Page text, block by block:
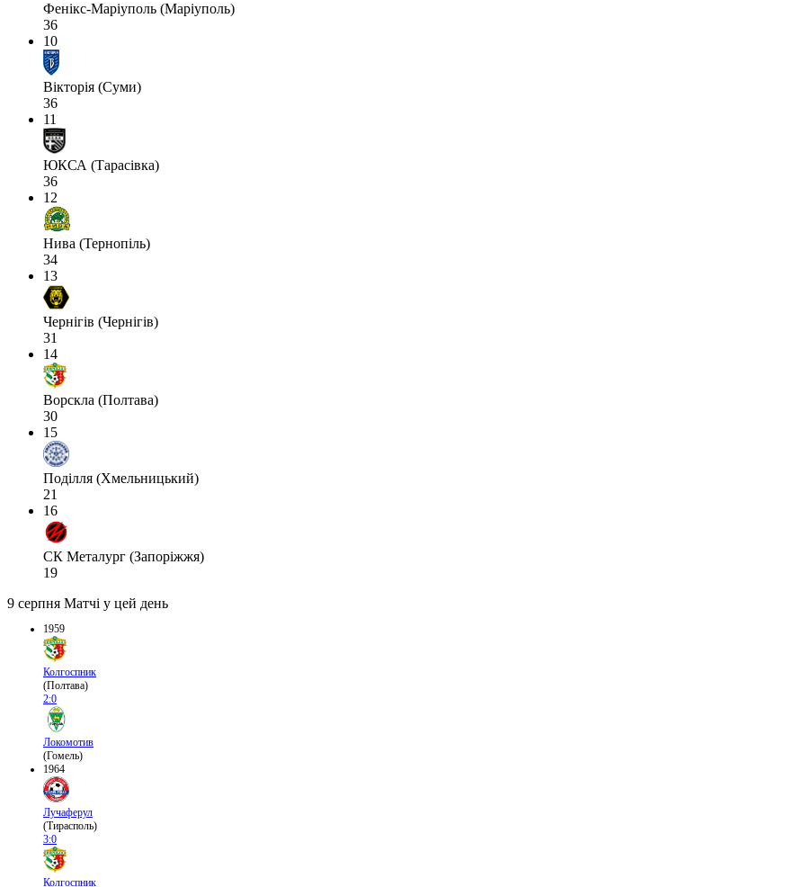
Фенікс-Маріуполь (Маріуполь)
36
10
Вікторія (Суми)
36
11
ЮКСА (Тарасівка)
36
12
Нива (Тернопіль)
34
13
Чернігів (Чернігів)
31
14
Ворскла (Полтава)
30
15
Поділля (Хмельницький)
21
16
СК Металург (Запоріжжя)
19
9 серпня Матчі у цей день
1959
Колгоспник
(Полтава)
2:0
Локомотив
(Гомель)
1964
Лучаферул
(Тирасполь)
3:0
Колгоспник